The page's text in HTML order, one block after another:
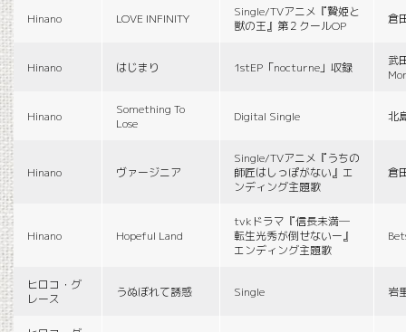
Hinano LOVE INFINITY
Single/TVアニメ『贄姫と
獣の王』第２クールOP
倉
Hinano はじまり 1stEP「nocturne」収録
武
Hinano
Something To
Lose
Digital Single 北
Hinano ヴァージニア
Single/TVアニメ『うちの
師匠はしっぽがない』エ
ンディング主題歌
倉
Hinano Hopeful Land
tvkドラマ『信長未満―
転生光秀が倒せないー』
エンディング主題歌
ヒロコ・グ
レース
うぬぼれて誘惑 Single 岩